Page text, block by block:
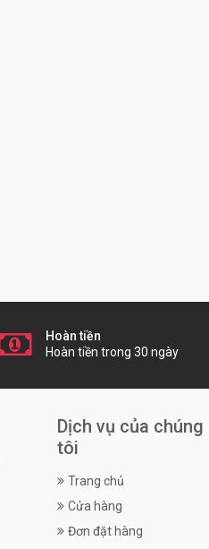
Hoàn tiền
Hoàn tiền trong 30 ngày
Dịch vụ của chúng
tôi
Trang chủ
Cửa hàng
Đơn đặt hàng